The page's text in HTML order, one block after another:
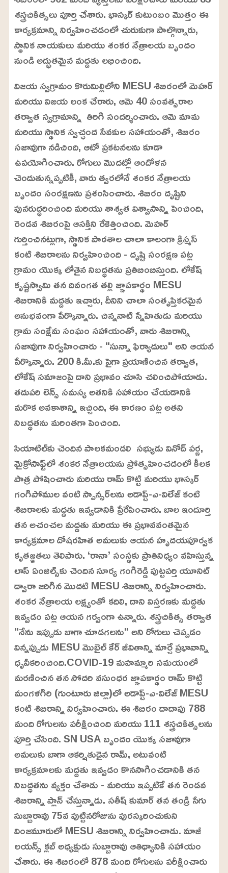
శస్త్రచికిత్సలు పూర్తి చేశారు. భాస్కర్ కుటుంబం మొత్తం ఈ
కార్యక్రమాన్ని నిర్వహించడంలో చురుకుగా పాల్గొన్నారు,
స్థానిక నాయకులు మరియు శంకర నేత్రాలయ బృందం
నుండి అద్భుతమైన మద్దతు లభించింది.
విజయ స్వగ్రామం కొరుమిల్లిలోని MESU శిబిరంలో మెహర్
మరియు విజయ లంక చేరారు, ఆమె 40 సంవత్సరాల
తర్వాత స్వగ్రామాన్ని తిరిగి సందర్శించారు. ఆమె మామ
మరియు స్థానిక స్వచ్ఛంద సేవకుల సహాయంతో, శిబిరం
సజావుగా నడిచింది, ఆటో ప్రకటనలను కూడా
ఉపయోగించారు. రోగులు మొదట్లో ఆందోళన
చెందుతున్నప్పటికీ, వారు త్వరలోనే శంకర నేత్రాలయ
బృందం సంరక్షణను ప్రశంసించారు. శిబిరం దృష్టిని
పునరుద్ధరించింది మరియు శాశ్వత విశ్వాసాన్ని పెంచింది,
రెండవ శిబిరంపై ఆసక్తిని రేకెత్తించింది. మెహర్
గుర్తించినట్లుగా, స్థానిక పాఠశాల చాలా కాలంగా క్రిస్మస్
కంటి శిబిరాలను నిర్వహించింది - దృష్టి సంరక్షణ పట్ల
గ్రామం యొక్క లోతైన నిబద్ధతను ప్రతిబింబిస్తుంది. లోకేష్
కృష్ణస్వామి తన దివంగత తల్లి జ్ఞాపకార్థం MESU
శిబిరానికి మద్దతు ఇచ్చారు, దీనిని చాలా సంతృప్తికరమైన
అనుభవంగా పేర్కొన్నారు. చిన్ననాటి స్నేహితుడు మరియు
గ్రామ సంక్షేమ సంఘం సహాయంతో, వారు శిబిరాన్ని
సజావుగా నిర్వహించారు - "సున్నా ఫిర్యాదులు" అని ఆయన
పేర్కొన్నారు. 200 కి.మీ.కు పైగా ప్రయాణించిన తర్వాత,
లోకేష్ సమాజంపై దాని ప్రభావం చూసి చలించిపోయాడు.
తదుపరి లెన్స్ సమస్య అతనికి సహాయం చేయడానికి
మరొక అవకాశాన్ని ఇచ్చింది, ఈ కారణం పట్ల అతని
నిబద్ధతను మరింతగా పెంచింది.
సియాటిల్‌కు చెందిన పాలకమండలి సభ్యుడు వినోద్ పర్ణ,
మైక్రోసాఫ్ట్‌లో శంకర నేత్రాలయను ప్రోత్సహించడంలో కీలక
పాత్ర పోషించారు మరియు రామ్ కొట్టి మరియు భాస్కర్
గంగిపోముల వంటి స్పాన్సర్‌లను అడాప్ట్-ఎ-విలేజ్ కంటి
శిబిరాలకు మద్దతు ఇవ్వడానికి ప్రేరేపించారు. బాల ఇందూర్తి
తన అచంచల మద్దతు మరియు ఈ ప్రభావవంతమైన
కార్యక్రమాల దోషరహిత అమలుకు ఆయన హృదయపూర్వక
కృతజ్ఞతలు తెలిపారు. ‘రానా’ సంస్థకు ప్రాతినిధ్యం వహిస్తున్న
లాస్ ఏంజిల్స్‌కు చెందిన సూర్య గంగిరెడ్డి పుట్టపర్తి యూనిట్
ద్వారా జరిగిన మొదటి MESU శిబిరాన్ని నిర్వహించారు.
శంకర నేత్రాలయ లక్ష్యంతో కదిలి, దాని విస్తరణకు మద్దతు
ఇవ్వడం పట్ల ఆయన గర్వంగా ఉన్నారు. శస్త్రచికిత్స తర్వాత
"నేను ఇప్పుడు బాగా చూడగలను" అని రోగులు చెప్పడం
విన్నప్పుడు MESU మొబైల్ కేర్ జీవితాన్ని మార్చే ప్రభావాన్ని
ధృవీకరించింది.COVID-19 మహమ్మారి సమయంలో
మరణించిన తన సోదరి వసుంధర జ్ఞాపకార్థం రామ్ కొట్టి
మంగళగిరి (గుంటూరు జిల్లా)లో అడాప్ట్-ఎ-విలేజ్ MESU
కంటి శిబిరాన్ని నిర్వహించారు. ఈ శిబిరం దాదాపు 788
మంది రోగులను పరీక్షించింది మరియు 111 శస్త్రచికిత్సలను
పూర్తి చేసింది. SN USA బృందం యొక్క సజావుగా
అమలుకు బాగా ఆకర్షితుడైన రామ్, అటువంటి
కార్యక్రమాలకు మద్దతు ఇవ్వడం కొనసాగించడానికి తన
నిబద్ధతను వ్యక్తం చేశాడు - మరియు ఇప్పటికే తన రెండవ
శిబిరాన్ని ప్లాన్ చేస్తున్నాడు. సతీష్ కుమార్ తన తండ్రి సేగు
సుబ్బారావు 75వ పుట్టినరోజును పురస్కరించుకుని
వింజమూరులో MESU శిబిరాన్ని నిర్వహించాడు. మాజీ
లయన్స్ క్లబ్ అధ్యక్షుడు సుబ్బారావు ఆతిథ్యానికి సహాయం
చేశారు. ఈ శిబిరంలో 878 మంది రోగులను పరీక్షించారు